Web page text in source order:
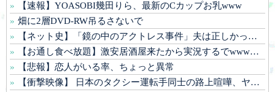
【速報】YOASOBI幾田りら、最新のCカップお乳www
畑に2層DVD-RW吊るさないで
【ネット史】「鏡の中のアクトレス事件」夫は正しかったのに、なぜ喧嘩は終わらなかったのか
【お通し食べ放題】激安居酒屋来たから実況するでwww（画像あり）
【悲報】恋人がいる率、ちょっと異常
【衝撃映像】 日本のタクシー運転手同士の路上喧嘩、ヤクザのようだと海外で話題に